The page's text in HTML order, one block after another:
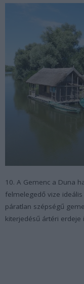
10. A Gemenc a Duna
felmelegedő vize
páratlan szépségű
kiterjedésű ártéri erdeje